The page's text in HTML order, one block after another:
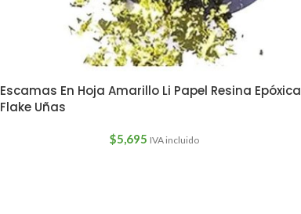
Escamas En Hoja Amarillo Li Papel Resina Epóxica
Flake Uñas
$5,695 IVA incluido